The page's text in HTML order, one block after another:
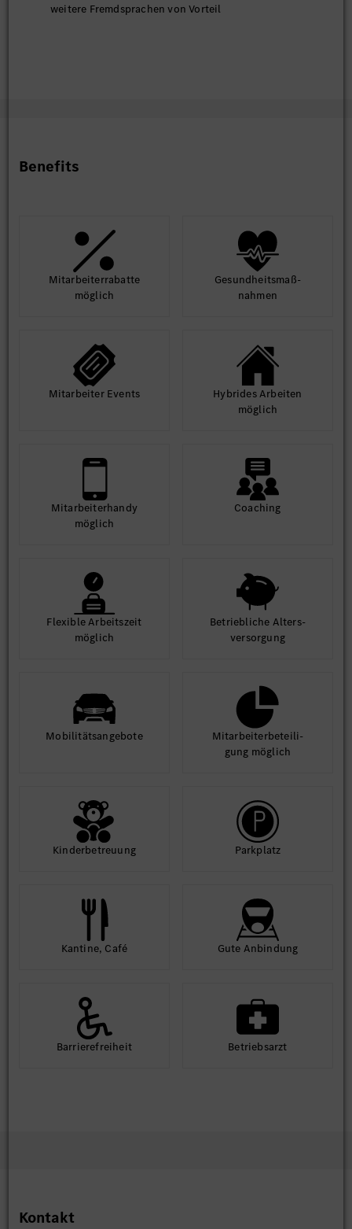
weitere Fremdsprachen von Vorteil
Benefits
Mit­arbeiter­rabatte
möglich
Gesund­heits­maß­
nahmen
Mit­arbeiter Events
Hybrides Arbeiten
möglich
Mit­arbeiter­handy
möglich
Coaching
Flexible Arbeits­zeit
möglich
Betrieb­liche Alters­
ver­sorgung
Mobilitäts­angebote
Mit­arbeiter­beteili­
gung möglich
Kinder­betreuung Park­platz
Kantine, Café Gute An­bindung
Barriere­frei­heit Betriebs­arzt
Kontakt